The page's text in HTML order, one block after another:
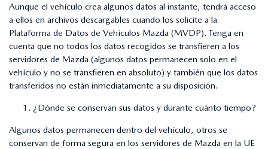
Aunque el vehículo crea algunos datos al instante, tendrá acceso
a ellos en archivos descargables cuando los solicite a la
Plataforma de Datos de Vehículos Mazda (MVDP). Tenga en
cuenta que no todos los datos recogidos se transfieren a los
servidores de Mazda (algunos datos permanecen solo en el
vehículo y no se transfieren en absoluto) y también que los datos
transferidos no están inmediatamente a su disposición.
¿Dónde se conservan sus datos y durante cuánto tiempo?
Algunos datos permanecen dentro del vehículo, otros se
conservan de forma segura en los servidores de Mazda en la UE